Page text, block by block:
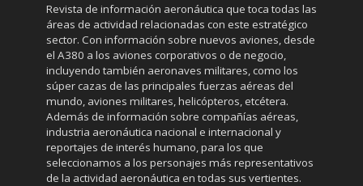
Revista de información aeronáutica que toca todas las
áreas de actividad relacionadas con este estratégico
sector. Con información sobre nuevos aviones, desde
el A380 a los aviones corporativos o de negocio,
incluyendo también aeronaves militares, como los
súper cazas de las principales fuerzas aéreas del
mundo, aviones militares, helicópteros, etcétera.
Además de información sobre compañías aéreas,
industria aeronáutica nacional e internacional y
reportajes de interés humano, para los que
seleccionamos a los personajes más representativos
de la actividad aeronáutica en todas sus vertientes.